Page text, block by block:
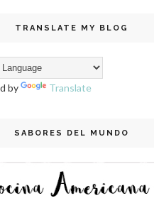
TRANSLATE MY BLOG
by Translate
SABORES DEL MUNDO